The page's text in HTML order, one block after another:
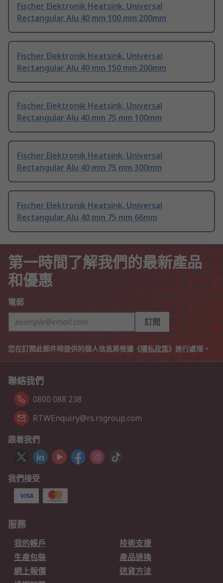
Fischer Elektronik Heatsink, Universal
Rectangular Alu 40 mm 100 mm 200mm
Fischer Elektronik Heatsink, Universal
Rectangular Alu 40 mm 150 mm 200mm
Fischer Elektronik Heatsink, Universal
Rectangular Alu 40 mm 75 mm 100mm
Fischer Elektronik Heatsink, Universal
Rectangular Alu 40 mm 75 mm 300mm
Fischer Elektronik Heatsink, Universal
Rectangular Alu 40 mm 75 mm 66mm
第一時間了解我們的最新產品
和優惠
電郵
訂閱
您在訂閱此郵件時提供的個人信息將根據《隱私政策》進行處理。
聯絡我們
0800 088 238
RTWEnquiry@rs.rsgroup.com
跟着我們
我們接受
服務
我的帳戶
技術支援
生產包裝
產品退換
網上報價
送貨方法